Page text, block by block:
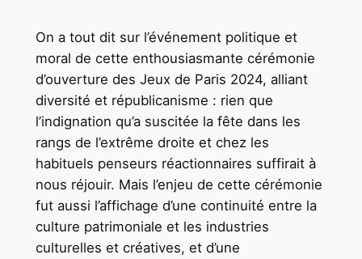
On a tout dit sur l’événement politique et
moral de cette enthousiasmante cérémonie
d’ouverture des Jeux de Paris 2024, alliant
diversité et républicanisme : rien que
l’indignation qu’a suscitée la fête dans les
rangs de l’extrême droite et chez les
habituels penseurs réactionnaires suffirait à
nous réjouir. Mais l’enjeu de cette cérémonie
fut aussi l’affichage d’une continuité entre la
culture patrimoniale et les industries
culturelles et créatives, et d’une